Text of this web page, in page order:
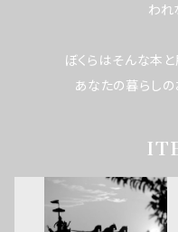
われ
ぼくらはそんな本と
あなたの暮らしの